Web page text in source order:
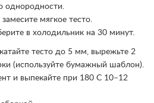
однородности.
мягкое тесто.
в холодильник на 30 минут.
тесто до 5 мм, вырежьте 2
(используйте бумажный шаблон).
и выпекайте при 180 C 10–12